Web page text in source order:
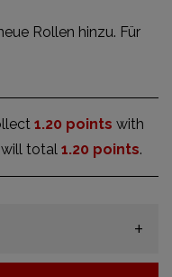
Rollen hinzu. Für
1.20 points with
total 1.20 points.
+